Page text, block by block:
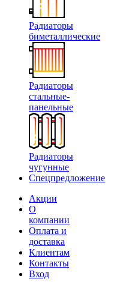
Радиаторы
биметаллические
Радиаторы
стальные-
панельные
Радиаторы
чугунные
Спецпредложение
Акции
О
компании
Оплата и
доставка
Клиентам
Контакты
Вход